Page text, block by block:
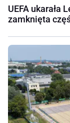
UEFA ukarała
zamknięta